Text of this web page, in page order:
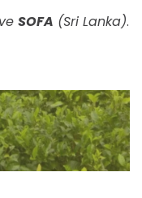
SOFA (Sri Lanka).